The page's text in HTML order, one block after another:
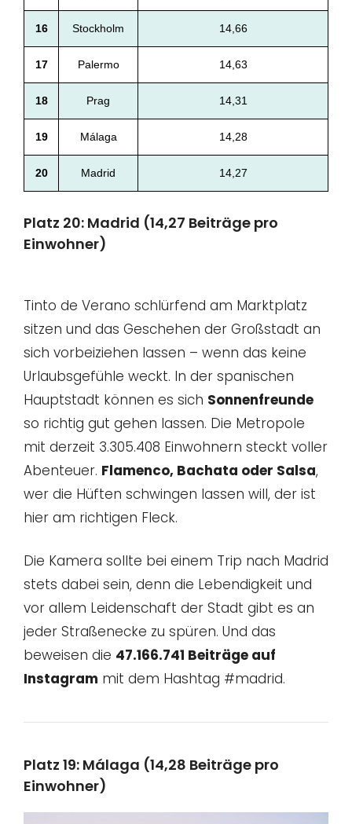
16 Stockholm 14,66
17 Palermo 14,63
18 Prag 14,31
19 Málaga 14,28
20 Madrid 14,27
Platz 20: Madrid (14,27 Beiträge pro
Einwohner)
Tinto de Verano schlürfend am Marktplatz
sitzen und das Geschehen der Großstadt an
sich vorbeiziehen lassen – wenn das keine
Urlaubsgefühle weckt. In der spanischen
Hauptstadt können es sich Sonnenfreunde
so richtig gut gehen lassen. Die Metropole
mit derzeit 3.305.408 Einwohnern steckt voller
Abenteuer. Flamenco, Bachata oder Salsa,
wer die Hüften schwingen lassen will, der ist
hier am richtigen Fleck.
Die Kamera sollte bei einem Trip nach Madrid
stets dabei sein, denn die Lebendigkeit und
vor allem Leidenschaft der Stadt gibt es an
jeder Straßenecke zu spüren. Und das
beweisen die 47.166.741 Beiträge auf
Instagram mit dem Hashtag #madrid.
Platz 19: Málaga (14,28 Beiträge pro
Einwohner)